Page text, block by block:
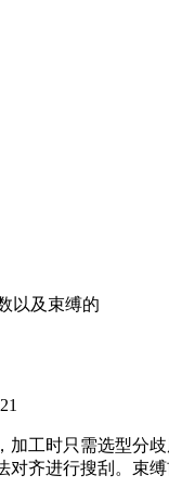
以及束缚的
时只需选型分歧
齐进行搜刮。束缚